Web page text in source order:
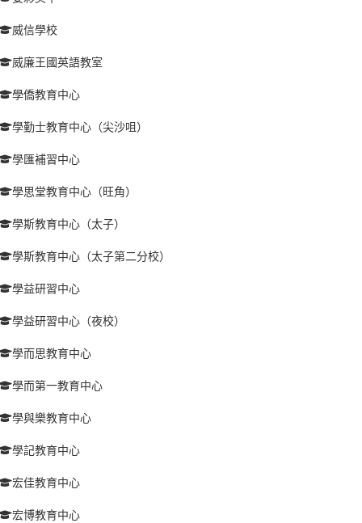
威信學校
威廉王國英語教室
學僑教育中心
學勤士教育中心（尖沙咀）
學匯補習中心
學思堂教育中心（旺角）
學斯教育中心（太子）
學斯教育中心（太子第二分校）
學益研習中心
學益研習中心（夜校）
學而思教育中心
學而第一教育中心
學與樂教育中心
學記教育中心
宏佳教育中心
宏博教育中心